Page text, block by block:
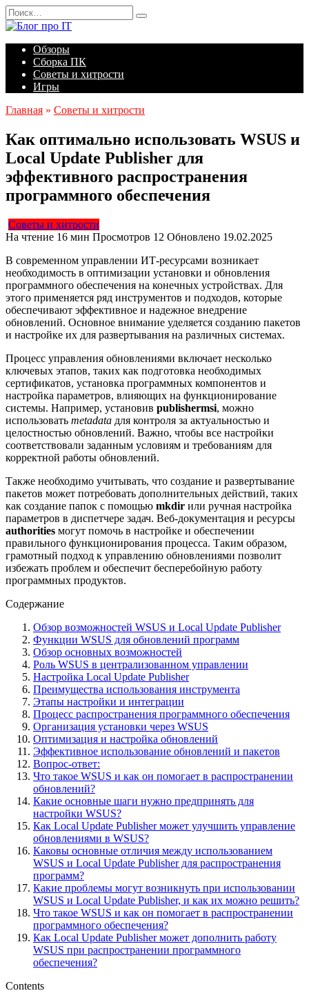
Перейти
к
содержанию
Search
for:
Обзоры
Сборка ПК
Советы и хитрости
Игры
Главная » Советы и хитрости
Как оптимально использовать WSUS и
Local Update Publisher для
эффективного распространения
программного обеспечения
Советы и хитрости
На чтение 16 мин Просмотров 12 Обновлено 19.02.2025
В современном управлении ИТ-ресурсами возникает
необходимость в оптимизации установки и обновления
программного обеспечения на конечных устройствах. Для
этого применяется ряд инструментов и подходов, которые
обеспечивают эффективное и надежное внедрение
обновлений. Основное внимание уделяется созданию пакетов
и настройке их для развертывания на различных системах.
Процесс управления обновлениями включает несколько
ключевых этапов, таких как подготовка необходимых
сертификатов, установка программных компонентов и
настройка параметров, влияющих на функционирование
системы. Например, установив publishermsi, можно
использовать metadata для контроля за актуальностью и
целостностью обновлений. Важно, чтобы все настройки
соответствовали заданным условиям и требованиям для
корректной работы обновлений.
Также необходимо учитывать, что создание и развертывание
пакетов может потребовать дополнительных действий, таких
как создание папок с помощью mkdir или ручная настройка
параметров в диспетчере задач. Веб-документация и ресурсы
authorities могут помочь в настройке и обеспечении
правильного функционирования процесса. Таким образом,
грамотный подход к управлению обновлениями позволит
избежать проблем и обеспечит бесперебойную работу
программных продуктов.
Содержание
Обзор возможностей WSUS и Local Update Publisher
Функции WSUS для обновлений программ
Обзор основных возможностей
Роль WSUS в централизованном управлении
Настройка Local Update Publisher
Преимущества использования инструмента
Этапы настройки и интеграции
Процесс распространения программного обеспечения
Организация установки через WSUS
Оптимизация и настройка обновлений
Эффективное использование обновлений и пакетов
Вопрос-ответ:
Что такое WSUS и как он помогает в распространении
обновлений?
Какие основные шаги нужно предпринять для
настройки WSUS?
Как Local Update Publisher может улучшить управление
обновлениями в WSUS?
Каковы основные отличия между использованием
WSUS и Local Update Publisher для распространения
программ?
Какие проблемы могут возникнуть при использовании
WSUS и Local Update Publisher, и как их можно решить?
Что такое WSUS и как он помогает в распространении
программного обеспечения?
Как Local Update Publisher может дополнить работу
WSUS при распространении программного
обеспечения?
Contents